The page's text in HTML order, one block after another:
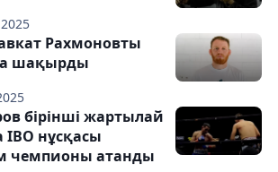
Рахмоновты
шақырды
бірінші жартылай
IBO нұсқасы
чемпионы атанды